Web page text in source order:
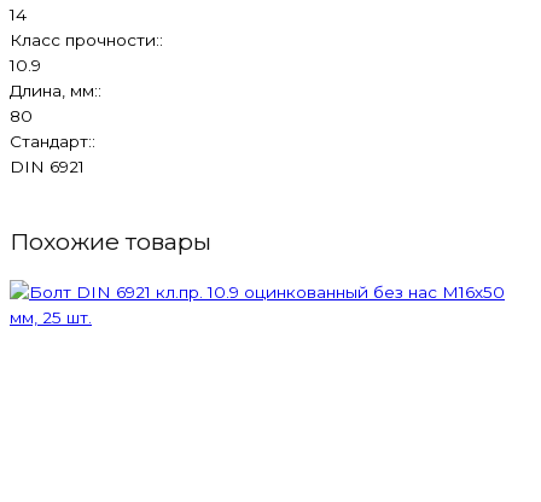
14
Класс прочности::
10.9
Длина, мм::
80
Стандарт::
DIN 6921
Похожие товары